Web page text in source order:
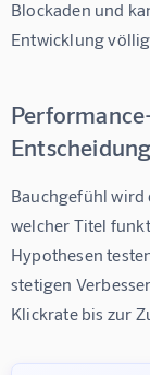
Blockaden und
Entwicklung
Bauchgefühl wird
welcher Titel
Hypothesen
stetigen
Klickrate bis zur